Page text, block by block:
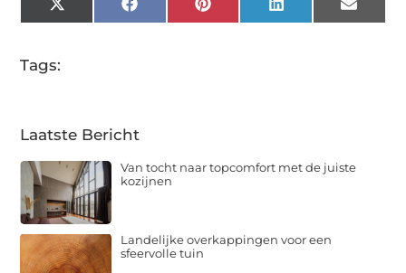
X
(Twitter)
FacebookPinterestLinkedInEmail
Tags:
Laatste Bericht
Van tocht naar topcomfort met de juiste
kozijnen
Landelijke overkappingen voor een
sfeervolle tuin